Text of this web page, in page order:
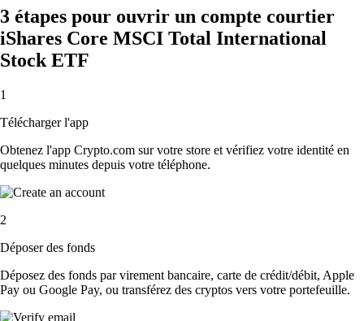
3 étapes pour ouvrir un compte courtier
iShares Core MSCI Total International
Stock ETF
1
Télécharger l'app
Obtenez l'app Crypto.com sur votre store et vérifiez votre identité en
quelques minutes depuis votre téléphone.
2
Déposer des fonds
Déposez des fonds par virement bancaire, carte de crédit/débit, Apple
Pay ou Google Pay, ou transférez des cryptos vers votre portefeuille.